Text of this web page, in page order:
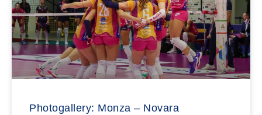
Photogallery: Monza – Novara